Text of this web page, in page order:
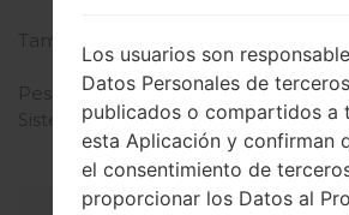
Tamaño (dimensiones)
148.9 x
x 2.99
Peso
155
Sistema de operación
Android
upgrade
Hardware
Los usuarios son
Datos Personales de
publicados o compartidos a
esta Aplicación y confirman
el consentimiento de
proporcionar los Datos al